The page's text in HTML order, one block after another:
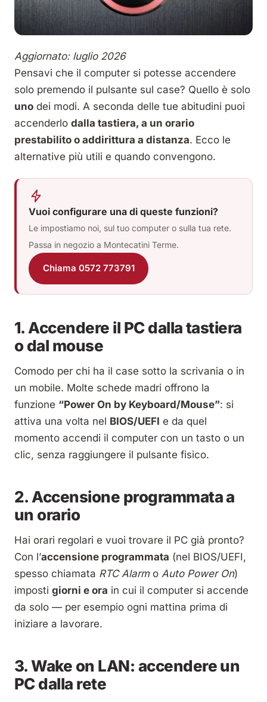
Aggiornato: luglio 2026
Pensavi che il computer si potesse accendere
solo premendo il pulsante sul case? Quello è solo
uno dei modi. A seconda delle tue abitudini puoi
accenderlo dalla tastiera, a un orario
prestabilito o addirittura a distanza. Ecco le
alternative più utili e quando convengono.
Vuoi configurare una di queste funzioni?
Le impostiamo noi, sul tuo computer o sulla tua rete.
Passa in negozio a Montecatini Terme.
Chiama 0572 773791
1. Accendere il PC dalla tastiera
o dal mouse
Comodo per chi ha il case sotto la scrivania o in
un mobile. Molte schede madri offrono la
funzione “Power On by Keyboard/Mouse”: si
attiva una volta nel BIOS/UEFI e da quel
momento accendi il computer con un tasto o un
clic, senza raggiungere il pulsante fisico.
2. Accensione programmata a
un orario
Hai orari regolari e vuoi trovare il PC già pronto?
Con l’accensione programmata (nel BIOS/UEFI,
spesso chiamata RTC Alarmo Auto Power On)
imposti giorni e ora in cui il computer si accende
da solo — per esempio ogni mattina prima di
iniziare a lavorare.
3. Wake on LAN: accendere un
PC dalla rete